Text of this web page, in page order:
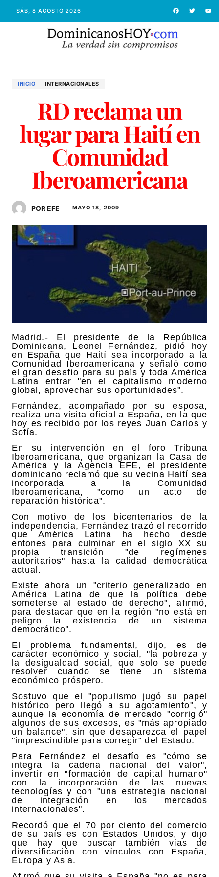
SÁB, 8 AGOSTO 2026
INICIO INTERNACIONALES
RD reclama un
lugar para Haití en
Comunidad
Iberoamericana
POR EFE MAYO 18, 2009
Madrid.- El presidente de la República
Dominicana, Leonel Fernández, pidió hoy
en España que Haití sea incorporado a la
Comunidad Iberoamericana y señaló como
el gran desafío para su país y toda América
Latina entrar "en el capitalismo moderno
global, aprovechar sus oportunidades".
Fernández, acompañado por su esposa,
realiza una visita oficial a España, en la que
hoy es recibido por los reyes Juan Carlos y
Sofía.
En su intervención en el foro Tribuna
Iberoamericana, que organizan la Casa de
América y la Agencia EFE, el presidente
dominicano reclamó que su vecina Haití sea
incorporada a la Comunidad
Iberoamericana, "como un acto de
reparación histórica".
Con motivo de los bicentenarios de la
independencia, Fernández trazó el recorrido
que América Latina ha hecho desde
entones para culminar en el siglo XX su
propia transición "de regímenes
autoritarios" hasta la calidad democrática
actual.
Existe ahora un "criterio generalizado en
América Latina de que la política debe
someterse al estado de derecho", afirmó,
para destacar que en la región "no está en
peligro la existencia de un sistema
democrático".
El problema fundamental, dijo, es de
carácter económico y social, "la pobreza y
la desigualdad social, que solo se puede
resolver cuando se tiene un sistema
económico próspero.
Sostuvo que el "populismo jugó su papel
histórico pero llegó a su agotamiento", y
aunque la economía de mercado "corrigió"
algunos de sus excesos, es "más apropiado
un balance", sin que desaparezca el papel
"imprescindible para corregir" del Estado.
Para Fernández el desafío es "cómo se
integra la cadena nacional del valor",
invertir en "formación de capital humano"
con la incorporación de las nuevas
tecnologías y con "una estrategia nacional
de integración en los mercados
internacionales".
Recordó que el 70 por ciento del comercio
de su país es con Estados Unidos, y dijo
que hay que buscar también vías de
diversificación con vínculos con España,
Europa y Asia.